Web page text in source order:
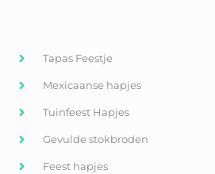
Tapas Feestje
Mexicaanse hapjes
Tuinfeest Hapjes
Gevulde stokbroden
Feest hapjes